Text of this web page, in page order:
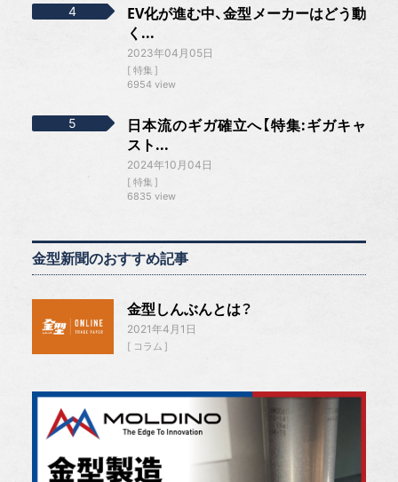
EV化が進む中、金型メーカーはどう動
く...
2023年04月05日
特集
6954 view
日本流のギガ確立へ【特集:ギガキャ
スト...
2024年10月04日
特集
6835 view
金型新聞のおすすめ記事
金型しんぶんとは？
2021年4月1日
コラム